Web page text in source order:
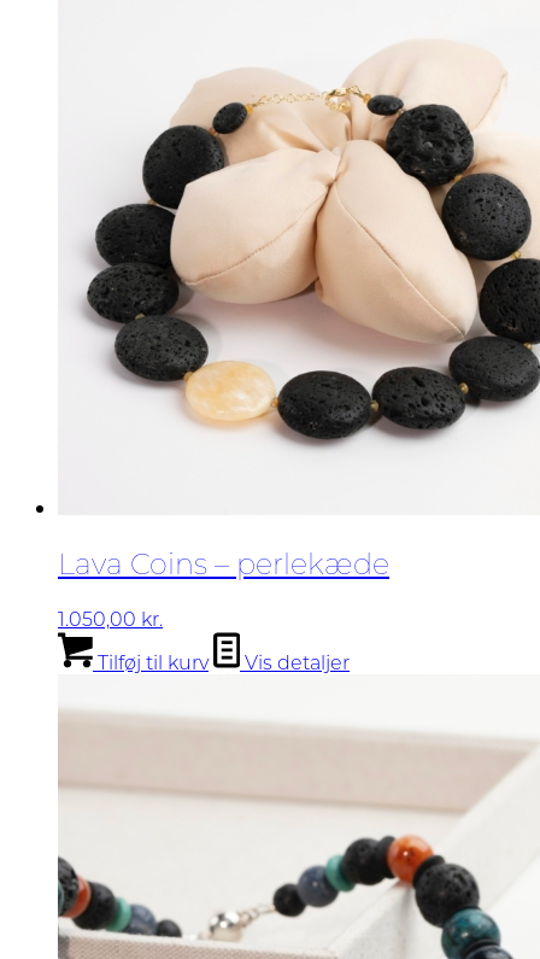
Lava Coins – perlekæde
1.050,00 kr.
Tilføj til kurv
Vis detaljer